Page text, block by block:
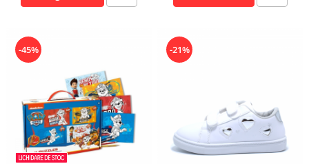
-45% -21%